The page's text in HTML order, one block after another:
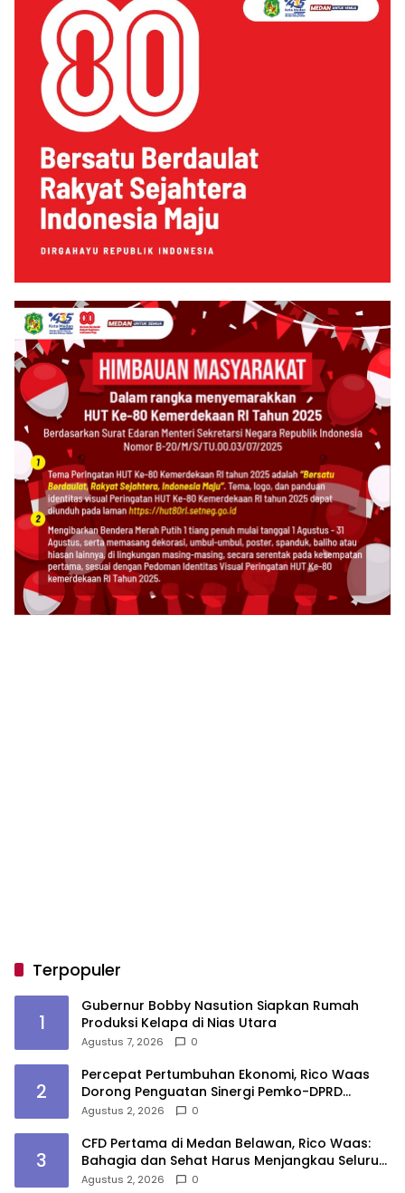
Terpopuler
1
Gubernur Bobby Nasution Siapkan Rumah
Produksi Kelapa di Nias Utara
Agustus 7, 2026 0
2
Percepat Pertumbuhan Ekonomi, Rico Waas
Dorong Penguatan Sinergi Pemko-DPRD
Medan
Agustus 2, 2026 0
3
CFD Pertama di Medan Belawan, Rico Waas:
Bahagia dan Sehat Harus Menjangkau Seluruh
Sudut Kota Medan
Agustus 2, 2026 0